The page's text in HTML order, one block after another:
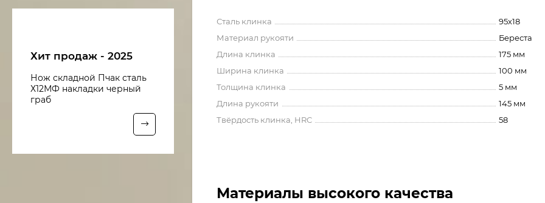
Сталь клинка
95х18
Материал рукояти
Береста
Длина клинка
175 мм
Ширина клинка
100 мм
Толщина клинка
5 мм
Длина рукояти
145 мм
Твёрдость клинка, HRC
58
Материалы высокого качества
Хит продаж - 2025
Нож складной Пчак сталь
Х12МФ накладки черный
граб